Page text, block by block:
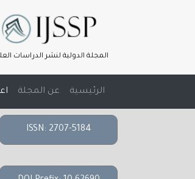
المجلة الدولية لنشر الدراسات
الرئيسية عن المجلة
ISSN: 2707-5184